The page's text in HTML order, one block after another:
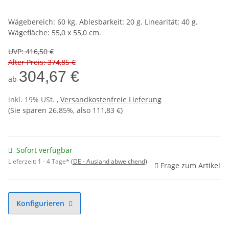
Wägebereich: 60 kg. Ablesbarkeit: 20 g. Linearität: 40 g.
Wägefläche: 55,0 x 55,0 cm.
UVP:416,50 €
Alter Preis: 374,85 €
ab 304,67 €
inkl. 19% USt. , Versandkostenfreie Lieferung
(Sie sparen 26.85%, also 111,83 €)
Sofort verfügbar
Lieferzeit: 1 - 4 Tage* (DE - Ausland abweichend) Frage zum Artikel
Konfigurieren